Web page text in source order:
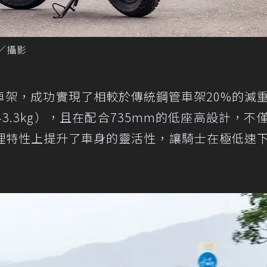
攝影
，成功實現了相較於傳統鋼管車架20%的減
），且在配合735mm的低座高設計，不
性上提升了車身的靈活性，讓騎士在極低速